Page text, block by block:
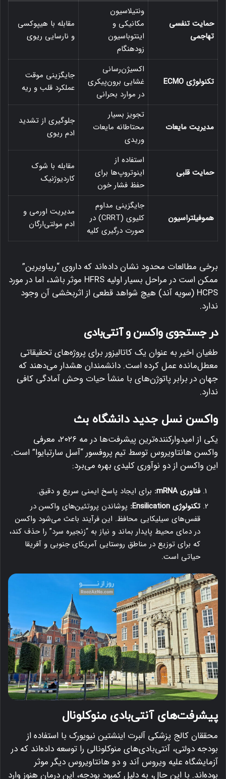
حمایت تنفسی
تهاجمی
ونتیلاسیون
مکانیکی و
اینتوباسیون
زودهنگام
مقابله با هیپوکسی
و نارسایی ریوی
تکنولوژی ECMO
اکسیژن‌رسانی
غشایی برون‌پیکری
در موارد بحرانی
جایگزینی موقت
عملکرد قلب و ریه
مدیریت مایعات
تجویز بسیار
محتاطانه مایعات
وریدی
جلوگیری از تشدید
ادم ریوی
حمایت قلبی
استفاده از
اینوتروپ‌ها برای
حفظ فشار خون
مقابله با شوک
کاردیوژنیک
هموفیلتراسیون
جایگزینی مداوم
کلیوی (CRRT) در
صورت درگیری کلیه
مدیریت اورمی و
ادم مولتی‌ارگان
برخی مطالعات محدود نشان داده‌اند که داروی “ریباویرین”
ممکن است در مراحل بسیار اولیه HFRS موثر باشد، اما در مورد
HCPS (سویه آند) هیچ شواهد قطعی از اثربخشی آن وجود
ندارد.
در جستجوی واکسن و آنتی‌بادی
طغیان اخیر به عنوان یک کاتالیزور برای پروژه‌های تحقیقاتی
معطل‌مانده عمل کرده است. دانشمندان هشدار می‌دهند که
جهان در برابر پاتوژن‌های با منشأ حیات وحش آمادگی کافی
ندارد.
واکسن نسل جدید دانشگاه بث
یکی از امیدوارکننده‌ترین پیشرفت‌ها در مه ۲۰۲۶، معرفی
واکسن هانتاویروس توسط تیم پروفسور “آسل سارتبایوا” است.
این واکسن از دو نوآوری کلیدی بهره می‌برد:
فناوری mRNA:
برای ایجاد پاسخ ایمنی سریع و دقیق.
تکنولوژی Ensilication:
پوشاندن پروتئین‌های واکسن در
قفس‌های سیلیکایی محافظ. این فرآیند باعث می‌شود واکسن
در دمای محیط پایدار بماند و نیاز به “زنجیره سرد” را حذف کند،
که برای توزیع در مناطق روستایی آمریکای جنوبی و آفریقا
حیاتی است.
پیشرفت‌های آنتی‌بادی منوکلونال
محققان کالج پزشکی آلبرت اینشتین نیویورک با استفاده از
بودجه دولتی، آنتی‌بادی‌های منوکلونالی را توسعه داده‌اند که در
آزمایشگاه علیه ویروس آند و دو هانتاویروس دیگر موثر
بوده‌اند. با این حال، به دلیل کمبود بودجه، این درمان هنوز وارد